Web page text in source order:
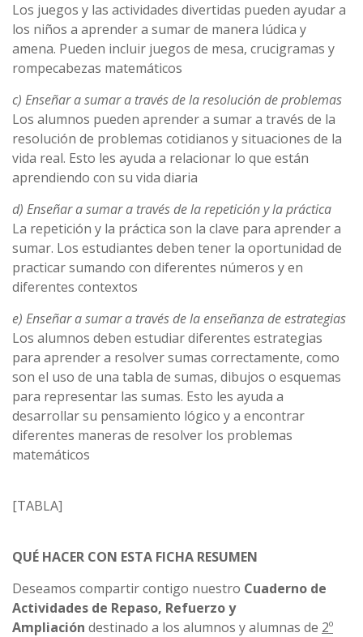
Los juegos y las actividades divertidas pueden ayudar a
los niños a aprender a sumar de manera lúdica y
amena. Pueden incluir juegos de mesa, crucigramas y
rompecabezas matemáticos
c) Enseñar a sumar a través de la resolución de problemas
Los alumnos pueden aprender a sumar a través de la
resolución de problemas cotidianos y situaciones de la
vida real. Esto les ayuda a relacionar lo que están
aprendiendo con su vida diaria
d) Enseñar a sumar a través de la repetición y la práctica
La repetición y la práctica son la clave para aprender a
sumar. Los estudiantes deben tener la oportunidad de
practicar sumando con diferentes números y en
diferentes contextos
e) Enseñar a sumar a través de la enseñanza de estrategias
Los alumnos deben estudiar diferentes estrategias
para aprender a resolver sumas correctamente, como
son el uso de una tabla de sumas, dibujos o esquemas
para representar las sumas. Esto les ayuda a
desarrollar su pensamiento lógico y a encontrar
diferentes maneras de resolver los problemas
matemáticos
[TABLA]
QUÉ HACER CON ESTA FICHA RESUMEN
Deseamos compartir contigo nuestro Cuaderno de
Actividades de Repaso, Refuerzo y
Ampliación destinado a los alumnos y alumnas de 2º